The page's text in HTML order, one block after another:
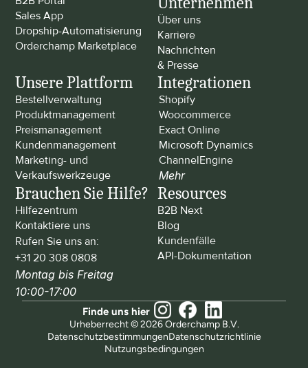
Sales App
Dropship-Automatisierung
Orderchamp Marketplace
Über uns
Karriere
Nachrichten
& Presse
Unsere Plattform
Bestellverwaltung
Produktmanagement
Preismanagement
Kundenmanagement
Marketing- und
Verkaufswerkzeuge
Integrationen
Shopify
Woocommerce
Exact Online
Microsoft Dynamics
ChannelEngine
Mehr
Brauchen Sie Hilfe?
Hilfezentrum
Kontaktiere uns
Rufen Sie uns an:
+31 20 308 0808
Montag bis Freitag
10:00-17:00
Resources
B2B Next
Blog
Kundenfälle
API-Dokumentation
Urheberrecht © 2026 Orderchamp B.V.
Nutzungsbedingungen
DatenschutzbestimmungenDatenschutzrichtlinie
Finde uns hier